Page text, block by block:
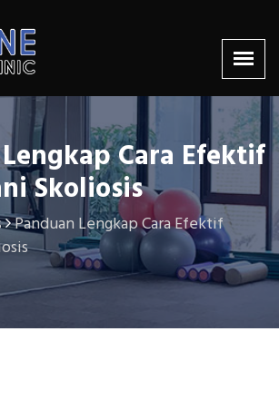
Cara Efektif
Skoliosis
Panduan Lengkap Cara Efektif